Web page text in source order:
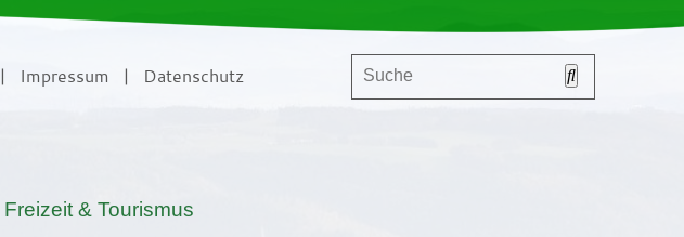
| Impressum | Datenschutz
Freizeit & Tourismus